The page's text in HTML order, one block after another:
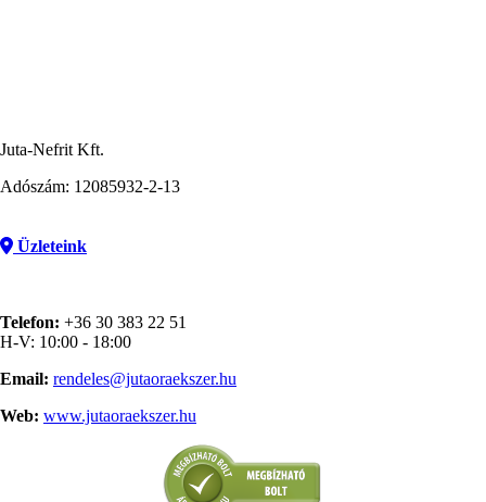
Juta-Nefrit Kft.
Adószám: 12085932-2-13
Üzleteink
Telefon: +36 30 383 22 51
H-V: 10:00 - 18:00
Email: rendeles@jutaoraekszer.hu
Web: www.jutaoraekszer.hu